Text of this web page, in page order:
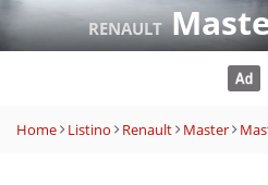
RENAULT
Home Listino Renault Master